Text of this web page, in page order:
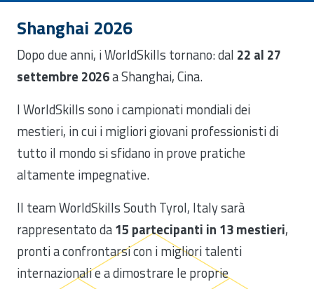
Shanghai 2026
Dopo due anni, i WorldSkills tornano: dal 22 al 27
settembre 2026a Shanghai, Cina.
I WorldSkills sono i campionati mondiali dei
mestieri, in cui i migliori giovani professionisti di
tutto il mondo si sfidano in prove pratiche
altamente impegnative.
Il team WorldSkills South Tyrol, Italy sarà
rappresentato da15 partecipanti in 13 mestieri,
pronti a confrontarsi con i migliori talenti
internazionali e a dimostrare le proprie